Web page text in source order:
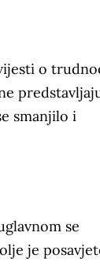
o
smanjilo i
se
je